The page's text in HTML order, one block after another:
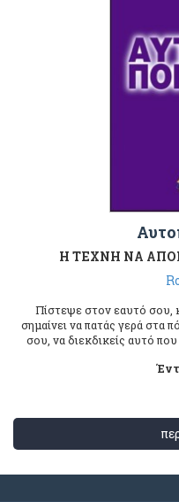
Η ΤΕΧΝΗ ΝΑ
Πίστεψε στον εαυτό σου,
σημαίνει να πατάς γερά στα
σου, να διεκδικείς αυτό που